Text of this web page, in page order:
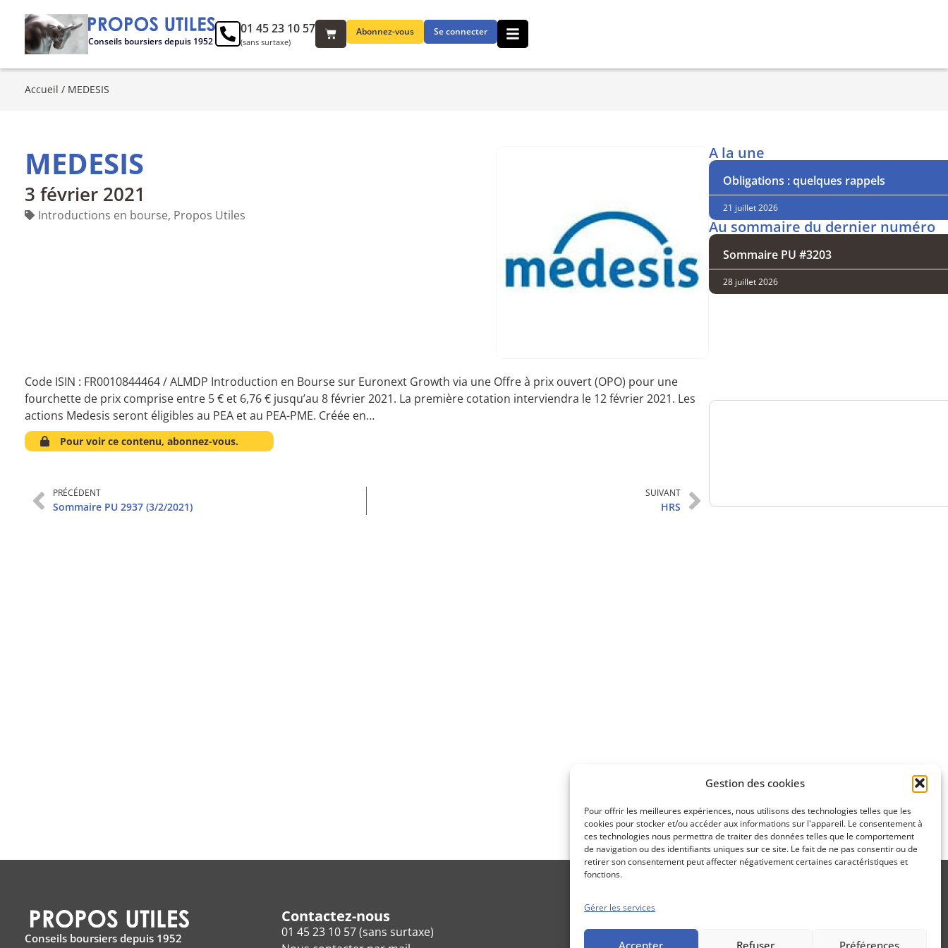
Gestion des cookies
Pour offrir les meilleures expériences, nous utilisons des technologies telles que les
cookies pour stocker et/ou accéder aux informations sur l'appareil. Le consentement à
ces technologies nous permettra de traiter des données telles que le comportement
de navigation ou des identifiants uniques sur ce site. Le fait de ne pas consentir ou de
retirer son consentement peut affecter négativement certaines caractéristiques et
fonctions.
Gérer les services
Accepter Refuser Préférences
Conseils boursiers depuis 1952
Abonnez-vous Se connecter
01 45 23 10 57
(sans surtaxe)
Accueil / MEDESIS
MEDESIS
3 février 2021
Introductions en bourse, Propos Utiles
Code ISIN : FR0010844464 / ALMDP Introduction en Bourse sur Euronext Growth via une Offre à prix ouvert (OPO) pour une
fourchette de prix comprise entre 5 € et 6,76 € jusqu’au 8 février 2021. La première cotation interviendra le 12 février 2021. Les
actions Medesis seront éligibles au PEA et au PEA-PME. Créée en…
Pour voir ce contenu, abonnez-vous.
PRÉCÉDENT
Sommaire PU 2937 (3/2/2021)
SUIVANT
HRS
A la une
Obligations : quelques rappels
21 juillet 2026
Au sommaire du dernier numéro
Sommaire PU #3203
28 juillet 2026
notre méthode d'investissement
Conseils boursiers depuis 1952
Contactez-nous
01 45 23 10 57 (sans surtaxe)
Propos Utiles est une publication